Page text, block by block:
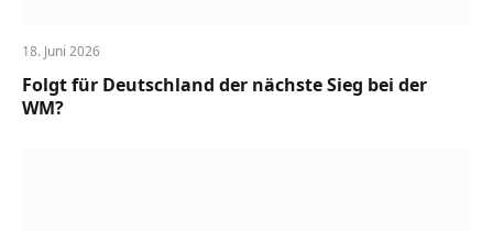
18. Juni 2026
Folgt für Deutschland der nächste Sieg bei der
WM?